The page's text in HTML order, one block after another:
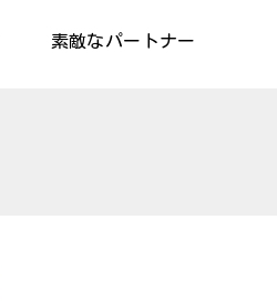
素敵なパートナー